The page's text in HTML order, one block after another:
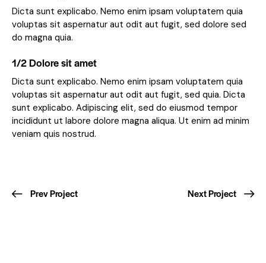
Dicta sunt explicabo. Nemo enim ipsam voluptatem quia
voluptas sit aspernatur aut odit aut fugit, sed dolore sed
do magna quia.
1/2 Dolore sit amet
Dicta sunt explicabo. Nemo enim ipsam voluptatem quia
voluptas sit aspernatur aut odit aut fugit, sed quia. Dicta
sunt explicabo. Adipiscing elit, sed do eiusmod tempor
incididunt ut labore dolore magna aliqua. Ut enim ad minim
veniam quis nostrud.
Prev Project Next Project